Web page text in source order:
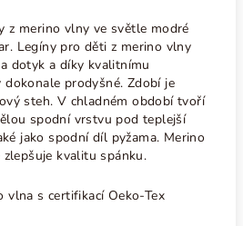
z merino vlny ve světle modré
Legíny pro děti z merino vlny
dotyk a díky kvalitnímu
prodyšné. Zdobí je
steh. V chladném období tvoří
spodní vrstvu pod teplejší
jako spodní díl pyžama. Merino
kvalitu spánku.
vlna s certifikací Oeko-Tex